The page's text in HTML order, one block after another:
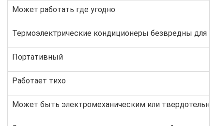
Может работать где угодно
Термоэлектрические кондиционеры безвредны для
Портативный
Работает тихо
Может быть электромеханическим или